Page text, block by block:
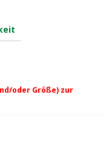
oder Größe) zur